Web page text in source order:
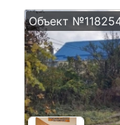
Объект